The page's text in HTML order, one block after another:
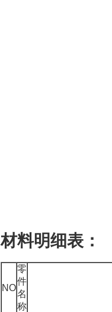
材料明细表：
NO
零
件
名
称